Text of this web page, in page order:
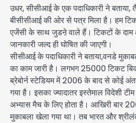
उधर, सीसीआई के एक पदाधिकारी ने बताया,
बीसीसीआई की ओर से पत्र मिला है। हम
एजेंसी के साथ जुडऩे वाले हैं। टिकटों के दाम
जानकारी जल्द ही घोषित की जाएगी।
सीसीआई के पदाधिकारी ने बताया,वनडे
का काम जारी है। लगभग 25000 टिकट
ब्रेबोर्न स्टेडियम में 2006 के बाद से कोई
गया है। इसका ज्यादातर इस्तेमाल विदेशी
अभ्यास मैच के लिए होता है। आखिरी बार
मुकाबला खेला गया था। तब भारत और